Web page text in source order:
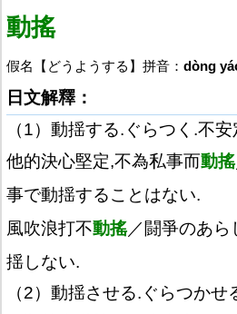
動搖
假名【どうようする】拼音： dòng
日文解釋：
（1）動揺する.ぐらつく.不
他的決心堅定,不為私事而動搖
事で動揺することはない.
風吹浪打不動搖／闘爭のあ
揺しない.
（2）動揺させる.ぐらつかせ